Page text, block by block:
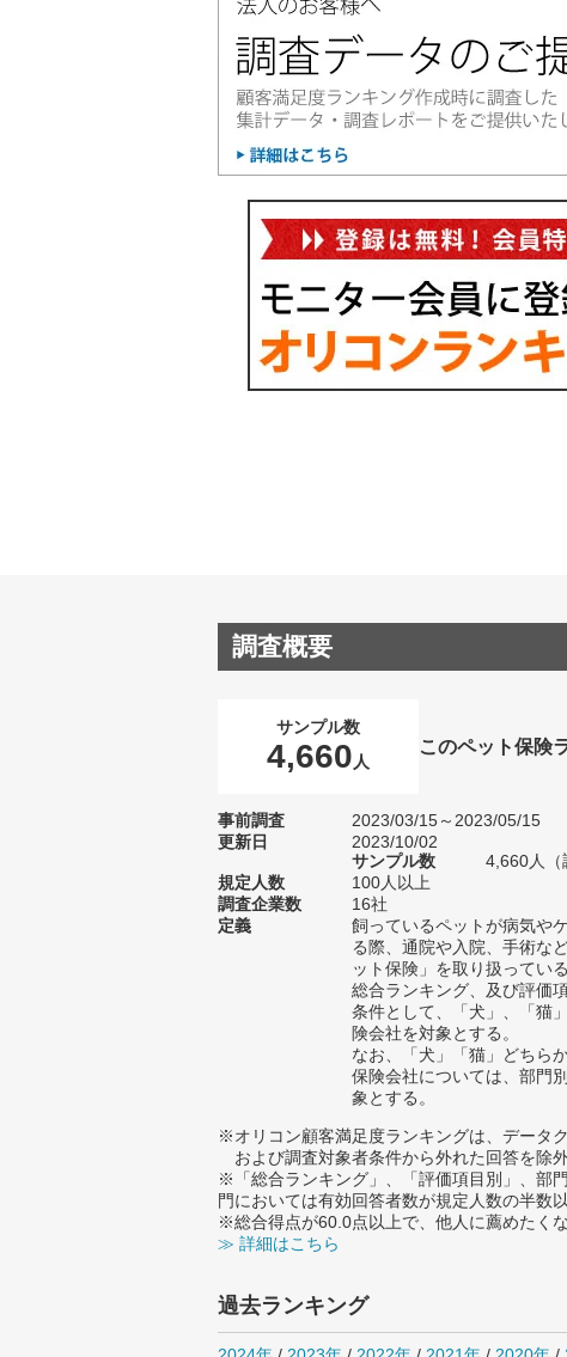
調査概要
サンプル数
4,660 人
このペット保険
事前調査
2023/03/15～2023/05/15
更新日
2023/10/02
サンプル数
4,660人（
規定人数
100人以上
調査企業数
16社
定義
飼っているペットが病気や
る際、通院や入院、手術な
ット保険」を取り扱ってい
総合ランキング、及び評価
条件として、「犬」、「猫
険会社を対象とする。
なお、「犬」「猫」どちら
保険会社については、部門
象とする。
※オリコン顧客満足度ランキングは、データ
および調査対象者条件から外れた回答を除
※「総合ランキング」、「評価項目別」、部
門においては有効回答者数が規定人数の半数
※総合得点が60.0点以上で、他人に薦めたく
≫ 詳細はこちら
過去ランキング